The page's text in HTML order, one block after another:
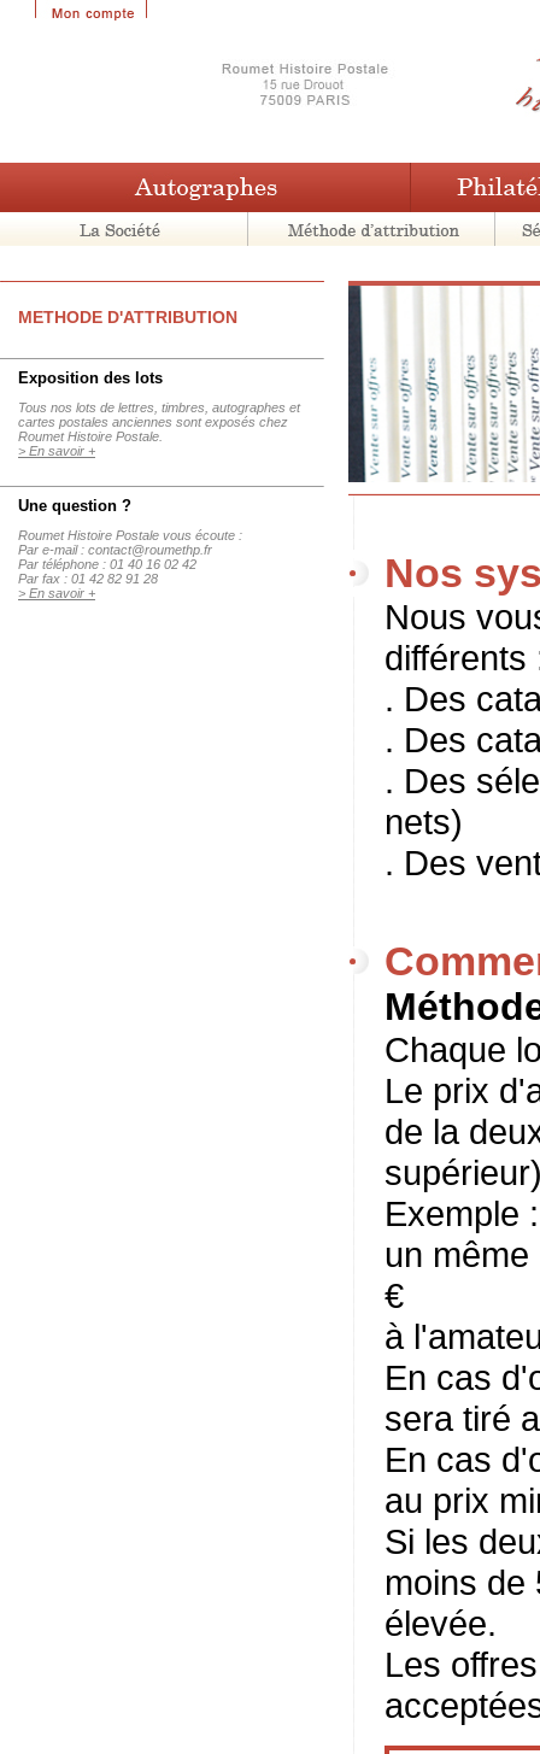
METHODE D'ATTRIBUTION
Exposition des lots
Tous nos lots de lettres, timbres, autographes et
cartes postales anciennes sont exposés chez
Roumet Histoire Postale.
> En savoir +
Une question ?
Roumet Histoire Postale vous écoute :
Par e-mail : contact@roumethp.fr
Par téléphone : 01 40 16 02 42
Par fax : 01 42 82 91 28
> En savoir +
Nos
Nous
différents
. Des
. Des
. Des
nets)
. Des
Chaque
Le prix
de la
Exemple
un
€
à
En cas
sera tiré
En cas
au prix
Si les
moins de
élevée.
Les